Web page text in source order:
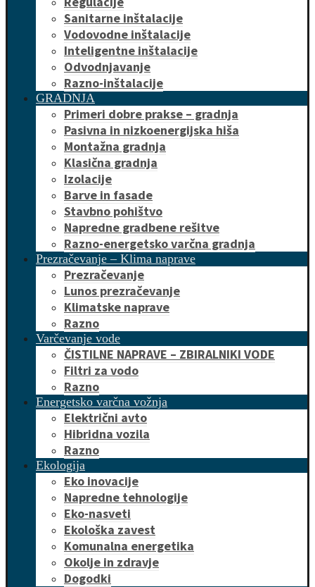
Sanitarne inštalacije
Vodovodne inštalacije
Inteligentne inštalacije
Odvodnjavanje
Razno-inštalacije
GRADNJA
Primeri dobre prakse – gradnja
Pasivna in nizkoenergijska hiša
Montažna gradnja
Klasična gradnja
Izolacije
Barve in fasade
Stavbno pohištvo
Napredne gradbene rešitve
Razno-energetsko varčna gradnja
Prezračevanje – Klima naprave
Prezračevanje
Lunos prezračevanje
Klimatske naprave
Razno
Varčevanje vode
ČISTILNE NAPRAVE – ZBIRALNIKI VODE
Filtri za vodo
Razno
Energetsko varčna vožnja
Električni avto
Hibridna vozila
Razno
Ekologija
Eko inovacije
Napredne tehnologije
Eko-nasveti
Ekološka zavest
Komunalna energetika
Okolje in zdravje
Dogodki